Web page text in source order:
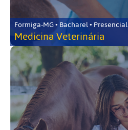
Formiga-MG • Bacharel • Presencial
Medicina Veterinária